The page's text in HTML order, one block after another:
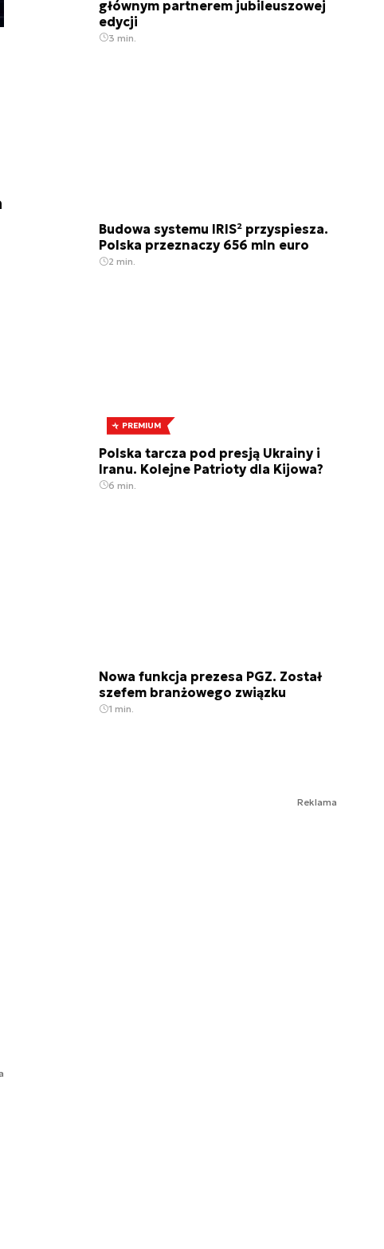
głównym partnerem jubileuszowej
edycji
3 min.
Budowa systemu IRIS² przyspiesza.
Polska przeznaczy 656 mln euro
2 min.
PREMIUM
Polska tarcza pod presją Ukrainy i
Iranu. Kolejne Patrioty dla Kijowa?
6 min.
Nowa funkcja prezesa PGZ. Został
szefem branżowego związku
1 min.
Reklama